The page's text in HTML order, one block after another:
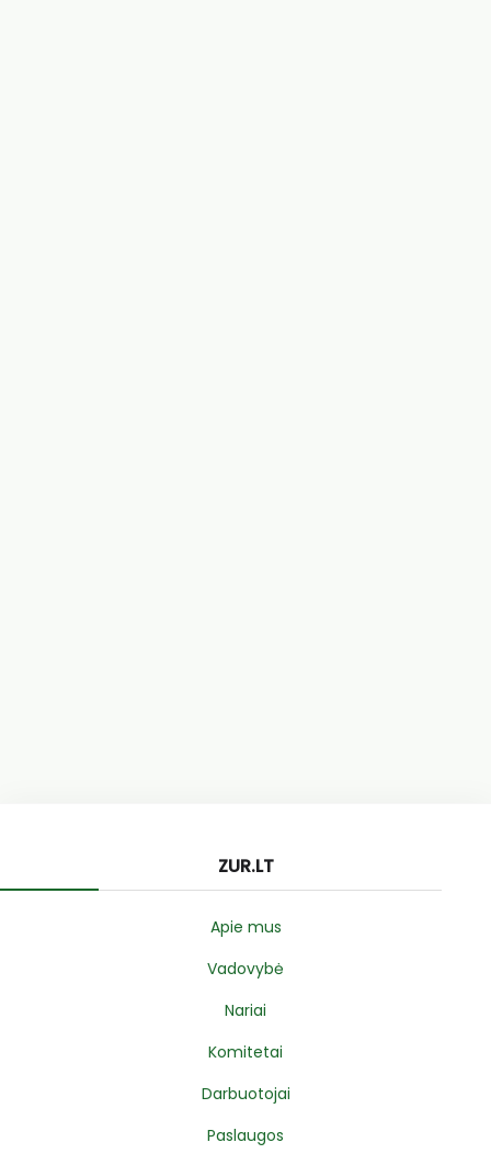
ZUR.LT
Apie mus
Vadovybė
Nariai
Komitetai
Darbuotojai
Paslaugos